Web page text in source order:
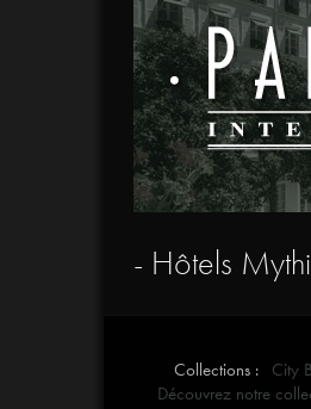
- Hôtels
Collections : City
Découvrez notre